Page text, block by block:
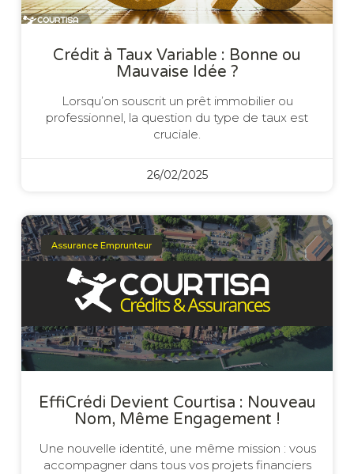
Crédit à Taux Variable : Bonne ou
Mauvaise Idée ?
Lorsqu’on souscrit un prêt immobilier ou
professionnel, la question du type de taux est
cruciale.
26/02/2025
Assurance Emprunteur
EffiCrédi Devient Courtisa : Nouveau
Nom, Même Engagement !
Une nouvelle identité, une même mission : vous
accompagner dans tous vos projets financiers